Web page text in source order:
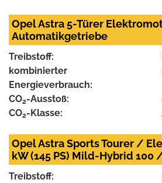
Opel Astra 5-Türer
Automatikgetriebe
Treibstoff:
kombinierter
Energieverbrauch:
CO2-Ausstoß:
CO2-Klasse:
Opel Astra Sports Tourer /
kW (145 PS) Mild-Hybrid 100
Treibstoff: